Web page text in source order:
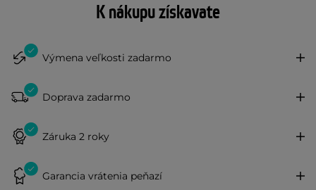
K nákupu získavate
Výmena veľkosti zadarmo
Doprava zadarmo
Záruka 2 roky
Garancia vrátenia peňazí